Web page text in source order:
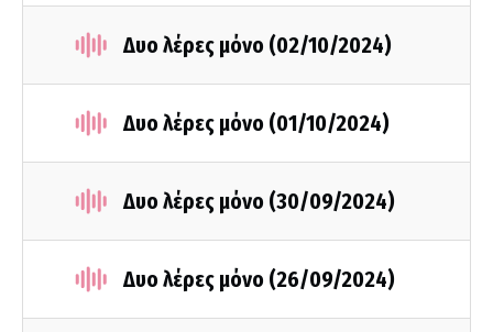
Δυο λέρες μόνο (02/10/2024)
Δυο λέρες μόνο (01/10/2024)
Δυο λέρες μόνο (30/09/2024)
Δυο λέρες μόνο (26/09/2024)